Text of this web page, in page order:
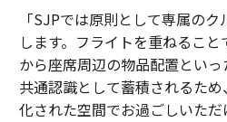
「SJPでは原則として専属の
します。フライトを重ねるこ
から座席周辺の物品配置とい
共通認識として蓄積されるた
化された空間でお過ごしいただ